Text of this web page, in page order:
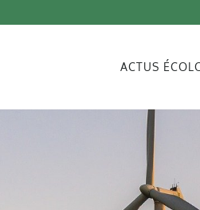
ACTUS